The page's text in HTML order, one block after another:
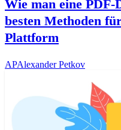
Wie man eine
besten Methoden
Plattform
APAlexander Petkov